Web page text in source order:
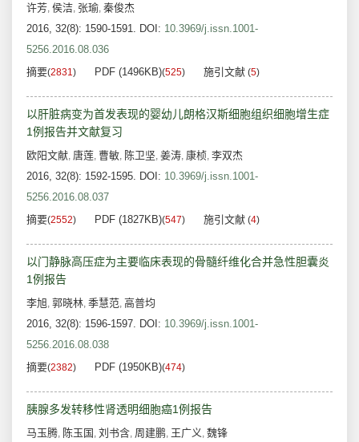
许芳, 侯洁, 张瑜, 秦俊杰
2016, 32(8): 1590-1591. DOI: 10.3969/j.issn.1001-
5256.2016.08.036
摘要(2831) PDF (1496KB)(525) 施引文献 (5)
以肝脏病变为首发表现的婴幼儿朗格汉斯细胞组织细胞增生症
1例报告并文献复习
欧阳文献, 唐莲, 曹敏, 陈卫坚, 姜涛, 康桢, 李双杰
2016, 32(8): 1592-1595. DOI: 10.3969/j.issn.1001-
5256.2016.08.037
摘要(2552) PDF (1827KB)(547) 施引文献 (4)
以门静脉高压症为主要临床表现的骨髓纤维化合并急性胆囊炎
1例报告
李旭, 郭晓林, 季慧范, 高普均
2016, 32(8): 1596-1597. DOI: 10.3969/j.issn.1001-
5256.2016.08.038
摘要(2382) PDF (1950KB)(474)
胰腺多发转移性肾透明细胞癌1例报告
马玉腾, 陈玉国 , 刘书含, 周建鹏, 王广义, 魏锋